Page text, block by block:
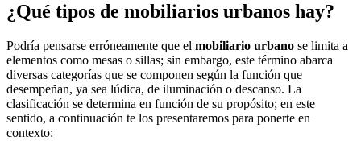
¿Qué tipos de mobiliarios urbanos hay?
Podría pensarse erróneamente que el mobiliario urbano se limita a
elementos como mesas o sillas; sin embargo, este término abarca
diversas categorías que se componen según la función que
desempeñan, ya sea lúdica, de iluminación o descanso. La
clasificación se determina en función de su propósito; en este
sentido, a continuación te los presentaremos para ponerte en
contexto: